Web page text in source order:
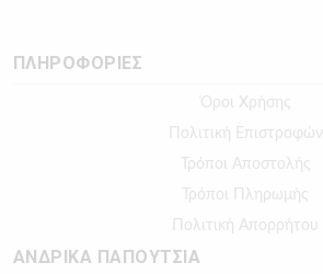
ΠΛΗΡΟΦΟΡΙΕΣ
Όροι Χρήσης
Πολιτική Επιστροφών
Τρόποι Αποστολής
Τρόποι Πληρωμής
Πολιτική Απορρήτου
ΑΝΔΡΙΚΑ ΠΑΠΟΥΤΣΙΑ